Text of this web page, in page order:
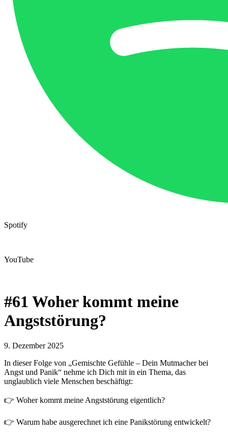
Spotify
YouTube
#61 Woher kommt meine
Angststörung?
9. Dezember 2025
In dieser Folge von „Gemischte Gefühle – Dein Mutmacher bei
Angst und Panik“ nehme ich Dich mit in ein Thema, das
unglaublich viele Menschen beschäftigt:
👉 Woher kommt meine Angststörung eigentlich?
👉 Warum habe ausgerechnet ich eine Panikstörung entwickelt?